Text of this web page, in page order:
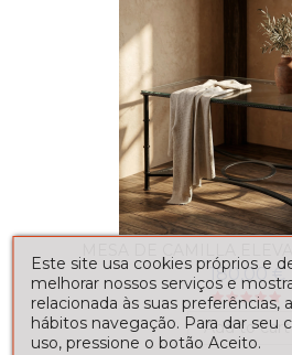
180,00 €
Add to cart
Este site usa cookies próprios e
melhorar nossos serviços e
relacionada às suas preferências,
hábitos navegação. Para dar seu
uso, pressione o botão Aceito.